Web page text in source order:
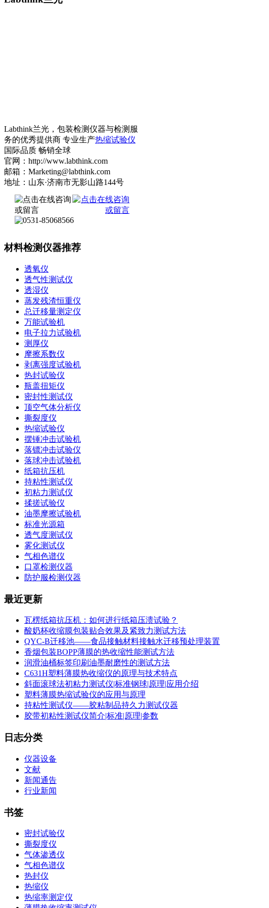
Labthink兰光，包装检测仪器与检测服
务的优秀提供商 专业生产热缩试验仪
国际品质 畅销全球
官网：http://www.labthink.com
邮箱：Marketing@labthink.com
地址：山东·济南市无影山路144号
材料检测仪器推荐
透氧仪
透气性测试仪
透湿仪
蒸发残渣恒重仪
总迁移量测定仪
万能试验机
电子拉力试验机
测厚仪
摩擦系数仪
剥离强度试验机
热封试验仪
瓶盖扭矩仪
密封性测试仪
顶空气体分析仪
撕裂度仪
热缩试验仪
摆锤冲击试验机
落镖冲击试验仪
落球冲击试验机
纸箱抗压机
持粘性测试仪
初粘力测试仪
揉搓试验仪
油墨摩擦试验机
标准光源箱
透气度测试仪
雾化测试仪
气相色谱仪
口罩检测仪器
防护服检测仪器
最近更新
瓦楞纸箱抗压机：如何进行纸箱压溃试验？
酸奶杯收缩膜包装贴合效果及紧致力测试方法
QYC-B迁移池——食品接触材料接触水迁移预处理装置
香烟包装BOPP薄膜的热收缩性能测试方法
润滑油桶标签印刷油墨耐磨性的测试方法
C631H塑料薄膜热收缩仪的原理与技术特点
斜面滚球法初粘力测试仪|标准钢球|原理|应用介绍
塑料薄膜热缩试验仪的应用与原理
持粘性测试仪——胶粘制品持久力测试仪器
胶带初粘性测试仪简介|标准|原理|参数
日志分类
仪器设备
文献
新闻通告
行业新闻
书签
密封试验仪
撕裂度仪
气体渗透仪
气相色谱仪
热封仪
热缩仪
热缩率测定仪